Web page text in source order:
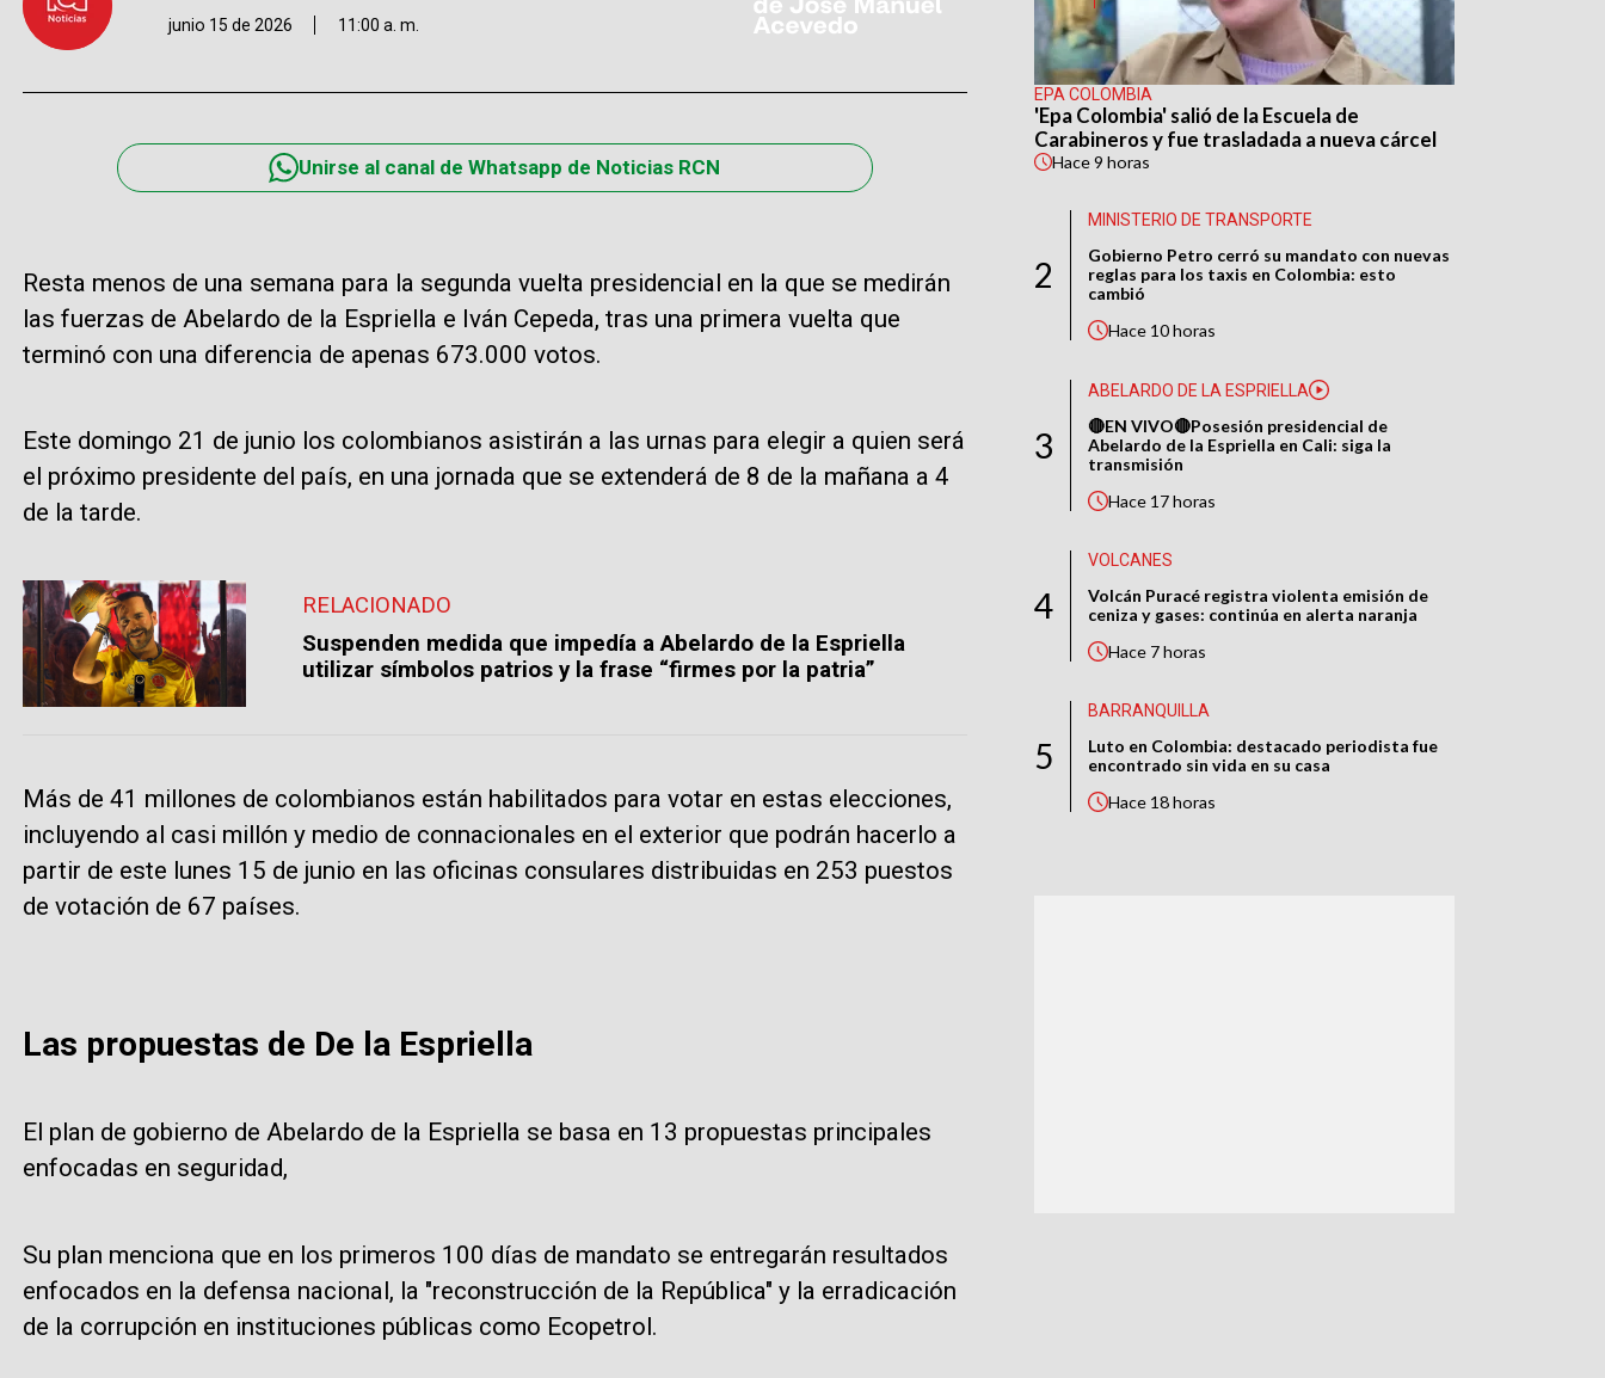
junio 15 de 2026 11:00 a. m.
Unirse al canal de Whatsapp de Noticias RCN
Resta menos de una semana para la segunda vuelta presidencial en la que se medirán
las fuerzas de Abelardo de la Espriella e Iván Cepeda, tras una primera vuelta que
terminó con una diferencia de apenas 673.000 votos.
Este domingo 21 de junio los colombianos asistirán a las urnas para elegir a quien será
el próximo presidente del país, en una jornada que se extenderá de 8 de la mañana a 4
de la tarde.
RELACIONADO
Suspenden medida que impedía a Abelardo de la Espriella
utilizar símbolos patrios y la frase “firmes por la patria”
Más de 41 millones de colombianos están habilitados para votar en estas elecciones,
incluyendo al casi millón y medio de connacionales en el exterior que podrán hacerlo a
partir de este lunes 15 de junio en las oficinas consulares distribuidas en 253 puestos
de votación de 67 países.
Las propuestas de De la Espriella
El plan de gobierno de Abelardo de la Espriella se basa en 13 propuestas principales
enfocadas en seguridad,
Su plan menciona que en los primeros 100 días de mandato se entregarán resultados
enfocados en la defensa nacional, la "reconstrucción de la República" y la erradicación
de la corrupción en instituciones públicas como Ecopetrol.
EPA COLOMBIA
'Epa Colombia' salió de la Escuela de
Carabineros y fue trasladada a nueva cárcel
Hace9 horas
2
MINISTERIO DE TRANSPORTE
Gobierno Petro cerró su mandato con nuevas
reglas para los taxis en Colombia: esto
cambió
Hace 10 horas
3
ABELARDO DE LA ESPRIELLA
🔴EN VIVO🔴Posesión presidencial de
Abelardo de la Espriella en Cali: siga la
transmisión
Hace 17 horas
4
VOLCANES
Volcán Puracé registra violenta emisión de
ceniza y gases: continúa en alerta naranja
Hace 7 horas
5
BARRANQUILLA
Luto en Colombia: destacado periodista fue
encontrado sin vida en su casa
Hace 18 horas